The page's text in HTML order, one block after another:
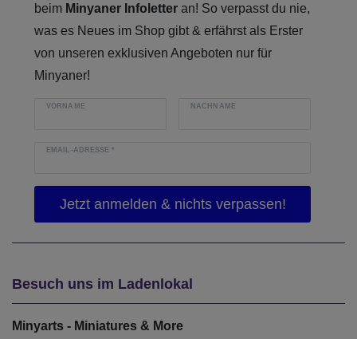
beim Minyaner Infoletter an! So verpasst du nie,
was es Neues im Shop gibt & erfährst als Erster
von unseren exklusiven Angeboten nur für
Minyaner!
VORNAME NACHNAME
EMAIL-ADRESSE*
Besuch uns im Ladenlokal
Minyarts - Miniatures & More